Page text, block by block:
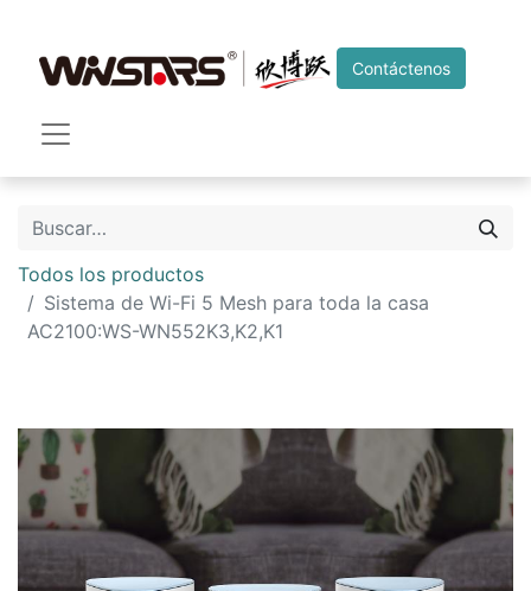
Contáctenos
Todos los productos
Sistema de Wi-Fi 5 Mesh para toda la casa
AC2100:WS-WN552K3,K2,K1